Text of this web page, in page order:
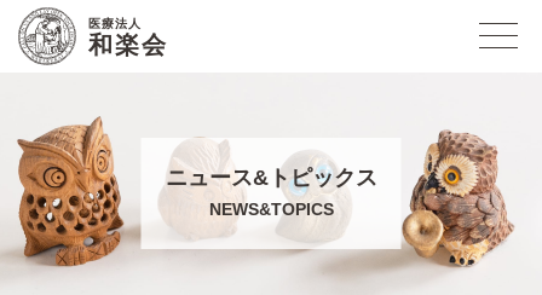
医療法人
和楽会
ニュース&トピックス
NEWS&TOPICS